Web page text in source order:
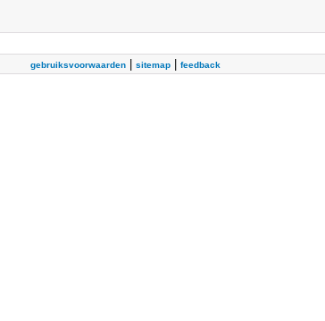
gebruiksvoorwaarden| sitemap| feedback